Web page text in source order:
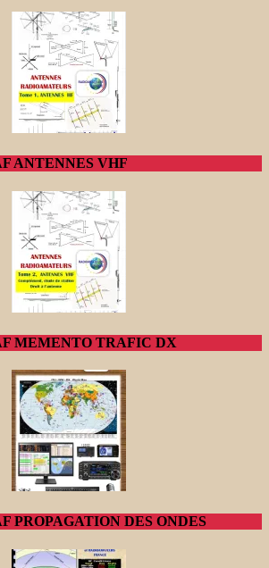
ANTENNES VHF
MEMENTO TRAFIC DX
PROPAGATION DES ONDES